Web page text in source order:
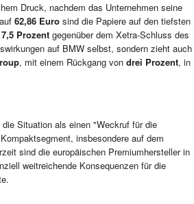
Druck, nachdem das Unternehmen seine
62,86 Euro sind die Papiere auf den tiefsten
7,5 Prozent gegenüber dem Xetra-Schluss des
auf BMW selbst, sondern zieht auch
, mit einem Rückgang von drei Prozent, in
Situation als einen "Weckruf für die
insbesondere auf dem
sind die europäischen Premiumhersteller in
weitreichende Konsequenzen für die